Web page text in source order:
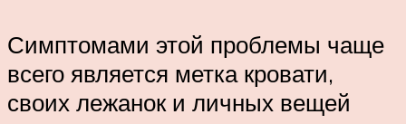
Симптомами этой проблемы чаще
всего является метка кровати,
своих лежанок и личных вещей